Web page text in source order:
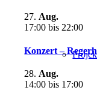
27. Aug.
17:00 bis 22:00
Konzert –
28. Aug.
14:00 bis 17:00